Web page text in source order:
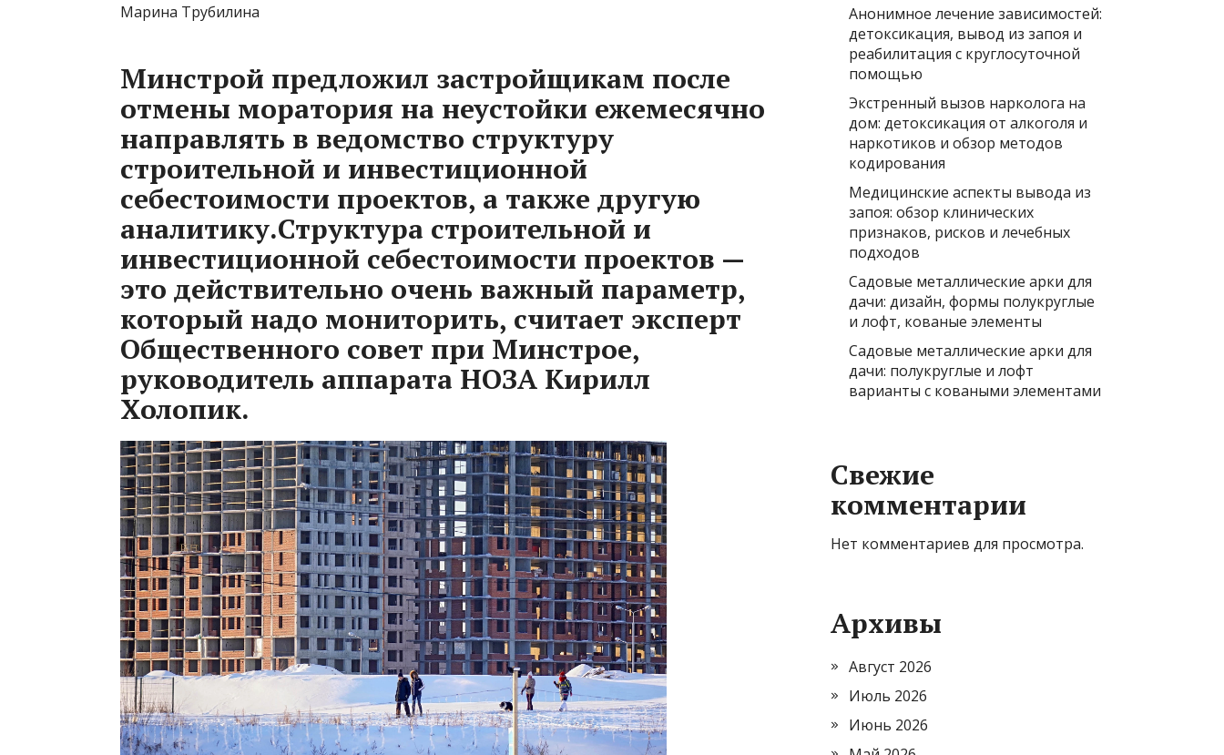
Марина Трубилина
Минстрой предложил застройщикам после
отмены моратория на неустойки ежемесячно
направлять в ведомство структуру
строительной и инвестиционной
себестоимости проектов, а также другую
аналитику.Структура строительной и
инвестиционной себестоимости проектов —
это действительно очень важный параметр,
который надо мониторить, считает эксперт
Общественного совет при Минстрое,
руководитель аппарата НОЗА Кирилл
Холопик.
Анонимное лечение зависимостей:
детоксикация, вывод из запоя и
реабилитация с круглосуточной
помощью
Экстренный вызов нарколога на
дом: детоксикация от алкоголя и
наркотиков и обзор методов
кодирования
Медицинские аспекты вывода из
запоя: обзор клинических
признаков, рисков и лечебных
подходов
Садовые металлические арки для
дачи: дизайн, формы полукруглые
и лофт, кованые элементы
Садовые металлические арки для
дачи: полукруглые и лофт
варианты с коваными элементами
Свежие
комментарии
Нет комментариев для просмотра.
Архивы
Август 2026
Июль 2026
Июнь 2026